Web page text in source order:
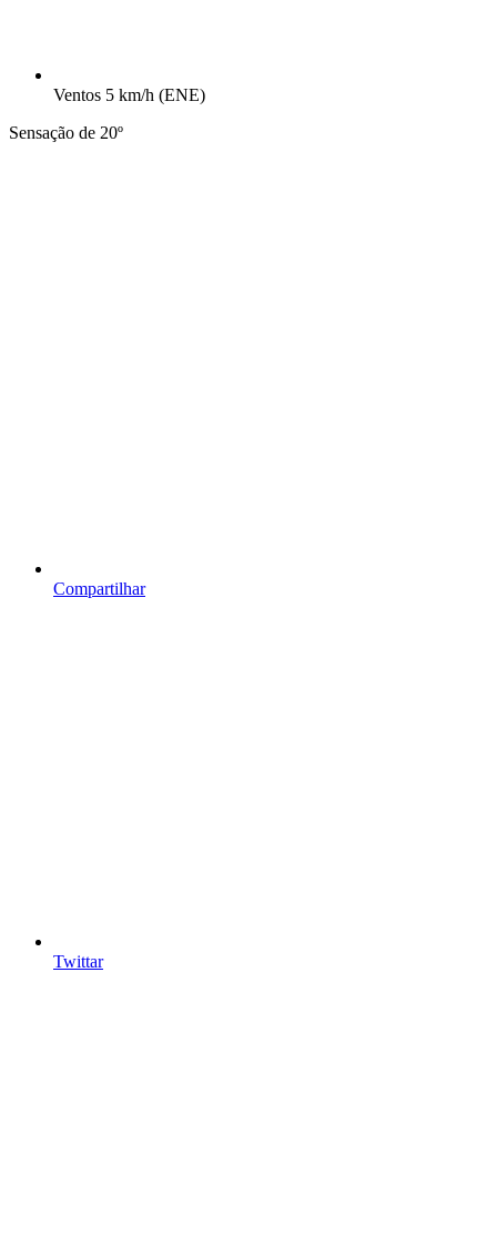
Ventos 5 km/h (ENE)
Sensação de 20º
Compartilhar
Twittar